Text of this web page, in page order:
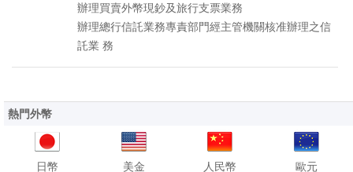
辦理買賣外幣現鈔及旅行支票業務
辦理總行信託業務專責部門經主管機關核准辦理之信
託業 務
熱門外幣
日幣 美金 人民幣 歐元